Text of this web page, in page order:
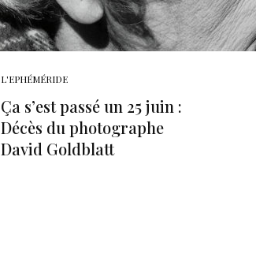
L'EPHÉMÉRIDE
Ça s’est passé un 25 juin :
Décès du photographe
David Goldblatt